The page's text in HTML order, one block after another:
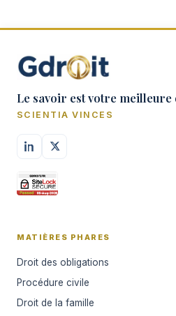
Le savoir est votre meilleure
SCIENTIA VINCES
MATIÈRES PHARES
Droit des obligations
Procédure civile
Droit de la famille